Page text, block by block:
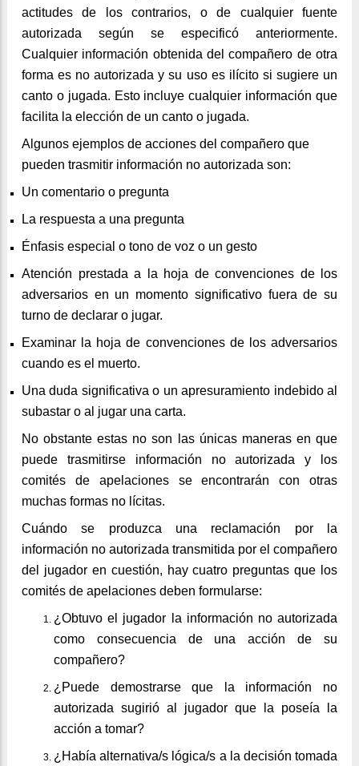
actitudes de los contrarios, o de cualquier fuente
autorizada según se especificó anteriormente.
Cualquier información obtenida del compañero de otra
forma es no autorizada y su uso es ilícito si sugiere un
canto o jugada. Esto incluye cualquier información que
facilita la elección de un canto o jugada.
Algunos ejemplos de acciones del compañero que
pueden trasmitir información no autorizada son:
Un comentario o pregunta
La respuesta a una pregunta
Énfasis especial o tono de voz o un gesto
Atención prestada a la hoja de convenciones de los
adversarios en un momento significativo fuera de su
turno de declarar o jugar.
Examinar la hoja de convenciones de los adversarios
cuando es el muerto.
Una duda significativa o un apresuramiento indebido al
subastar o al jugar una carta.
No obstante estas no son las únicas maneras en que
puede trasmitirse información no autorizada y los
comités de apelaciones se encontrarán con otras
muchas formas no lícitas.
Cuándo se produzca una reclamación por la
información no autorizada transmitida por el compañero
del jugador en cuestión, hay cuatro preguntas que los
comités de apelaciones deben formularse:
¿Obtuvo el jugador la información no autorizada
como consecuencia de una acción de su
compañero?
¿Puede demostrarse que la información no
autorizada sugirió al jugador que la poseía la
acción a tomar?
¿Había alternativa/s lógica/s a la decisión tomada